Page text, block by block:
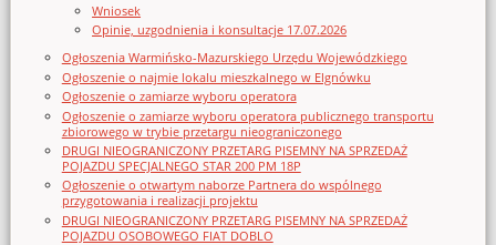
Wniosek
Opinie, uzgodnienia i konsultacje 17.07.2026
Ogłoszenia Warmińsko-Mazurskiego Urzędu Wojewódzkiego
Ogłoszenie o najmie lokalu mieszkalnego w Elgnówku
Ogłoszenie o zamiarze wyboru operatora
Ogłoszenie o zamiarze wyboru operatora publicznego transportu
zbiorowego w trybie przetargu nieograniczonego
DRUGI NIEOGRANICZONY PRZETARG PISEMNY NA SPRZEDAŻ
POJAZDU SPECJALNEGO STAR 200 PM 18P
Ogłoszenie o otwartym naborze Partnera do wspólnego
przygotowania i realizacji projektu
DRUGI NIEOGRANICZONY PRZETARG PISEMNY NA SPRZEDAŻ
POJAZDU OSOBOWEGO FIAT DOBLO